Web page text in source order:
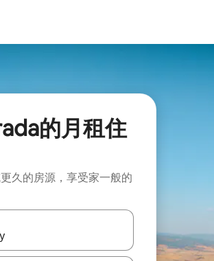
的月租住
久的房源，享受家一般的
下方向键查看，或通过点击或滑动手势浏览。